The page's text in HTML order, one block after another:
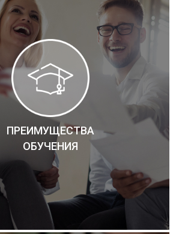
ПРЕИМУЩЕСТВА
ОБУЧЕНИЯ